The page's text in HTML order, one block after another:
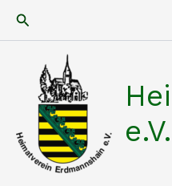
Inhalt
Suchen
e.V.